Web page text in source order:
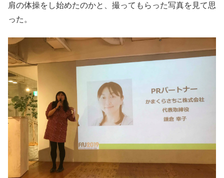
肩の体操をし始めたのかと、撮ってもらった写真を見て思
った。